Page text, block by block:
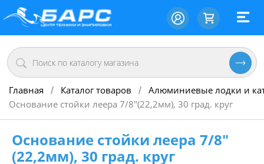
Главная / Каталог товаров / Алюминиевые лодки и
Основание стойки леера 7/8"(22,2мм), 30 град. круг
Основание стойки леера 7/8"
(22,2мм), 30 град. круг